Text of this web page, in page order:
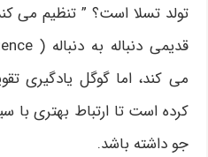
تولد تسلا است؟ ” تنظیم می
می کند، اما گوگل یادگیری
کرده است تا ارتباط بهتری
جو داشته باشد.